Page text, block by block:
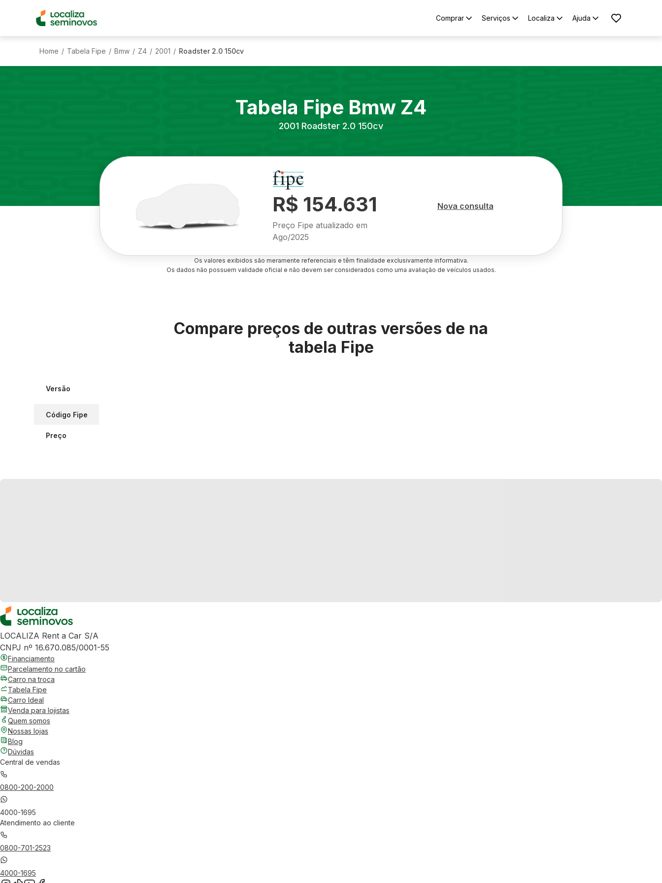
Comprar Serviços Localiza Ajuda
Home / Tabela Fipe / Bmw / Z4 / 2001 / Roadster 2.0 150cv
Tabela Fipe Bmw Z4
2001 Roadster 2.0 150cv
R$ 154.631
Preço Fipe atualizado em
Ago/2025
Nova consulta
Os valores exibidos são meramente referenciais e têm finalidade exclusivamente informativa.
Os dados não possuem validade oficial e não devem ser considerados como uma avaliação de veículos usados.
Compare preços de outras versões de na
tabela Fipe
Versão
Código Fipe
Preço
LOCALIZA Rent a Car S/A
CNPJ nº 16.670.085/0001-55
Financiamento
Parcelamento no cartão
Carro na troca
Tabela Fipe
Carro Ideal
Venda para lojistas
Quem somos
Nossas lojas
Blog
Dúvidas
Central de vendas
0800-200-2000
4000-1695
Atendimento ao cliente
0800-701-2523
4000-1695